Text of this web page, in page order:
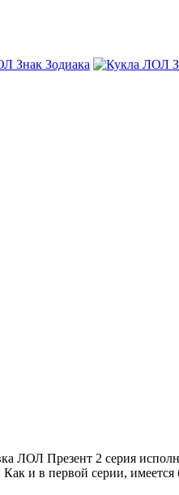
ЛОЛ Презент 2 серия
и в первой серии,